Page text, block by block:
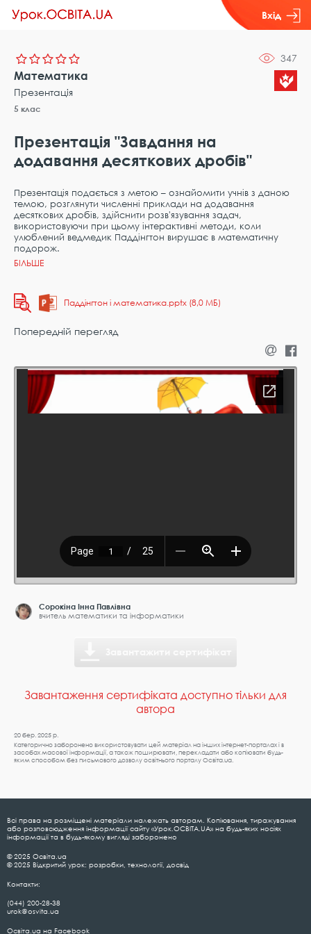
Вхід
347
Математика
Презентація
5 клас
Презентація "Завдання на
додавання десяткових дробів"
Презентація подається з метою – ознайомити учнів з даною
темою, розглянути численні приклади на додавання
десяткових дробів, здійснити розв'язування задач,
використовуючи при цьому інтерактивні методи, коли
улюблений ведмедик Паддінгтон вирушає в математичну
подорож.
Паддінгтон і математика.pptx (8,0 МБ)
Попередній перегляд
Сорокіна Інна Павлівна
вчитель математики та інформатики
Завантаження сертифіката доступно тільки для
автора
20 бер. 2025 р.
Категорично заборонено використовувати цей матеріал на інших інтернет-порталах і в
засобах масової інформації, а також поширювати, перекладати або копіювати будь-
яким способом без письмового дозволу освітнього порталу Освіта.ua.
Всі права на розміщені матеріали належать авторам. Копіювання, тиражування
або розповсюдження інформації сайту «Урок.ОСВІТА.UA» на будь-яких носіях
інформації та в будь-якому вигляді заборонено
© 2025 Освіта.ua
© 2025 Відкритий урок: розробки, технології, досвід
Контакти:
(044) 200-28-38
urok@osvita.ua
Освіта.ua на Facebook